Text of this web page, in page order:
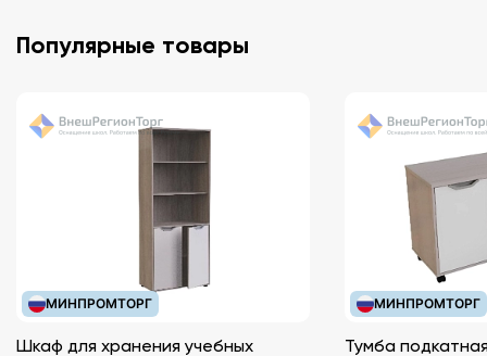
Популярные товары
МИНПРОМТОРГ
Шкаф для хранения учебных
МИНПРОМТОРГ
Тумба